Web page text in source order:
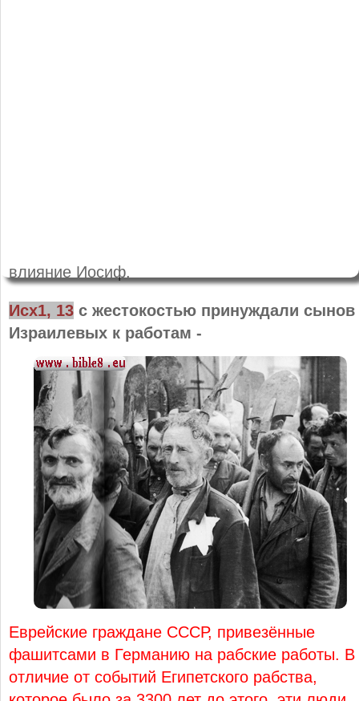
влияние Иосиф.
Исх1, 13 с жестокостью принуждали сынов
Израилевых к работам -
Еврейские граждане СССР, привезённые
фашитсами в Германию на рабские работы. В
отличие от событий Египетского рабства,